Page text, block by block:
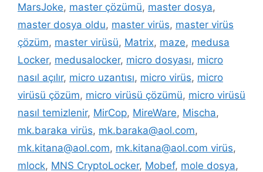
MarsJoke, master çözümü, master dosya,
master dosya oldu, master virüs, master virüs
çözüm, master virüsü, Matrix, maze, medusa
Locker, medusalocker, micro dosyası, micro
nasıl açılır, micro uzantısı, micro virüs, micro
virüsü çözüm, micro virüsü çözümü, micro virüsü
nasıl temizlenir, MirCop, MireWare, Mischa,
mk.baraka virüs, mk.baraka@aol.com,
mk.kitana@aol.com, mk.kitana@aol.com virüs,
mlock, MNS CryptoLocker, Mobef, mole dosya,